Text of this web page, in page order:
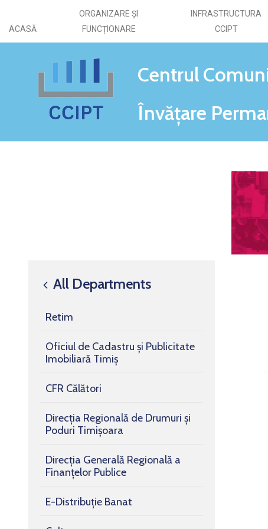
ACASĂ
ORGANIZARE ȘI
FUNCȚIONARE
INFRASTRUCTURA
CCIPT
Centrul
Învățare
All Departments
Retim
Oficiul de Cadastru și Publicitate
Imobiliară Timiș
CFR Călători
Direcția Regională de Drumuri și
Poduri Timișoara
Direcția Generală Regională a
Finanțelor Publice
E-Distribuție Banat